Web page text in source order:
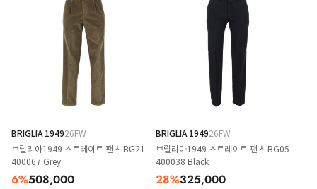
BRIGLIA 194926FW
브릴리아1949 스트레이트 팬츠 BG21
400067 Grey
6%508,000
BRIGLIA 194926FW
브릴리아1949 스트레이트 팬츠 BG05
400038 Black
28%325,000